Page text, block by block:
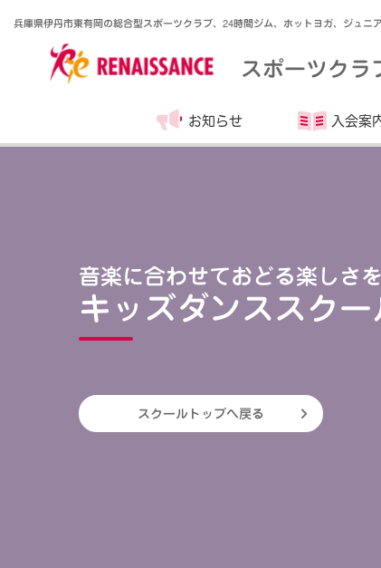
兵庫県伊丹市東有岡の総合型スポーツクラブ、24時間ジム、ホットヨガ、ジュニ
スポーツクラ
お知らせ 入会案
音楽に合わせておどる楽しさ
キッズダンススクー
スクールトップへ戻る